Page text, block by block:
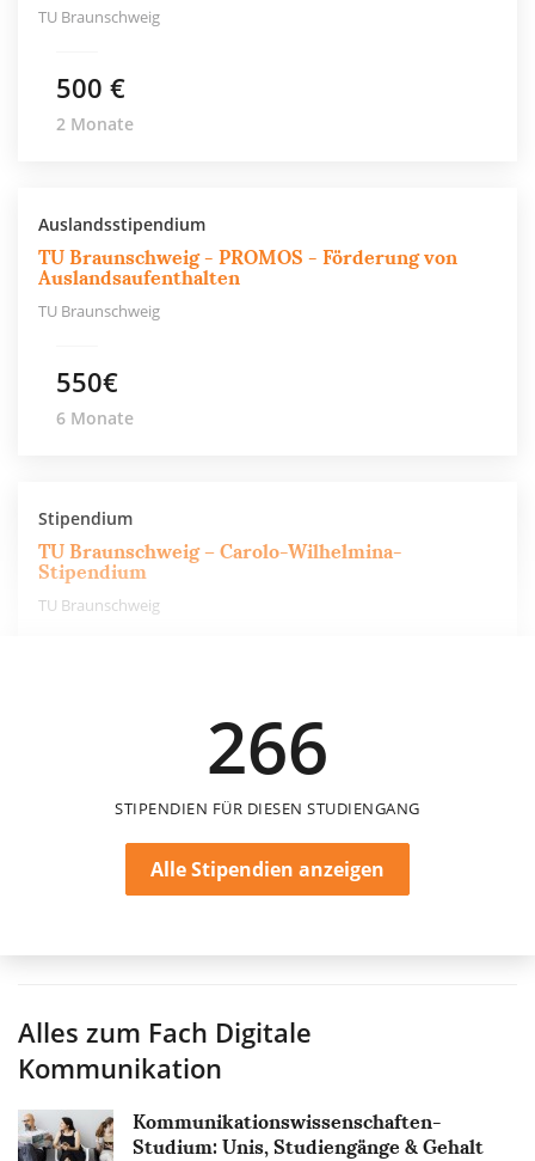
TU Braunschweig
500 €
2 Monate
Auslandsstipendium
TU Braunschweig - PROMOS - Förderung von
Auslandsaufenthalten
TU Braunschweig
550€
6 Monate
Stipendium
TU Braunschweig – Carolo-Wilhelmina-
Stipendium
TU Braunschweig
266
STIPENDIEN FÜR DIESEN STUDIENGANG
Alle Stipendien anzeigen
Alles zum Fach Digitale
Kommunikation
Kommunikationswissenschaften-
Studium: Unis, Studiengänge & Gehalt